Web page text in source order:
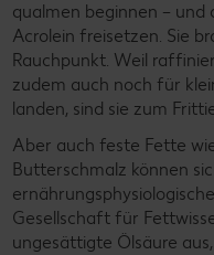
qualmen beginnen –
Acrolein freisetzen. Sie
Rauchpunkt. Weil
zudem auch noch für
landen, sind sie zum
Aber auch feste Fette
Butterschmalz können
Gesellschaft für
ungesättigte Ölsäure